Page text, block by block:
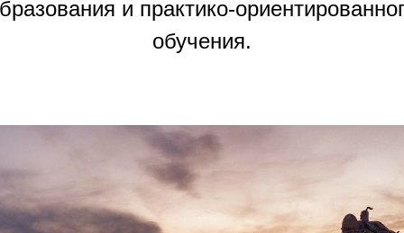
и практико-
обучения.